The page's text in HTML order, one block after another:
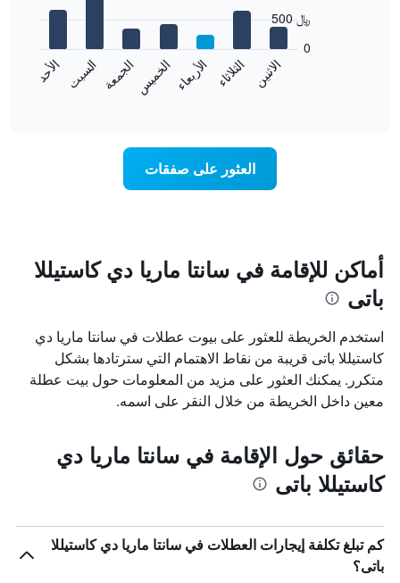
المخطط
1
محور
X
يعرض
أيام
الأسبوع.
يتضمن
المخطط
محور
Y
الذي
متوسط
سعر
غرفة
الاثنين الثلاثاء الأربعاء الخميسالجمعة السبت الأحد
0
500 ﷼
العثور على صفقات
أماكن للإقامة في سانتا ماريا دي كاستيللا
باتى
استخدم الخريطة للعثور على بيوت عطلات في سانتا ماريا دي
كاستيللا باتى قريبة من نقاط الاهتمام التي سترتادها بشكل
متكرر. يمكنك العثور على مزيد من المعلومات حول بيت عطلة
معين داخل الخريطة من خلال النقر على اسمه.
حقائق حول الإقامة في سانتا ماريا دي
كاستيللا باتى
كم تبلغ تكلفة إيجارات العطلات في سانتا ماريا دي كاستيللا
باتى؟